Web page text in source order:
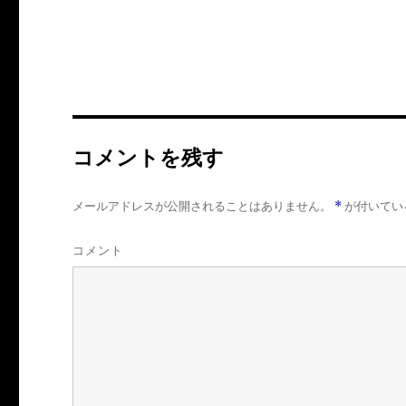
コメントを残す
メールアドレスが公開されることはありません。 * が付いて
コメント